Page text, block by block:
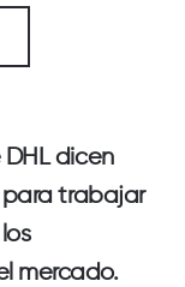
DHLdicen
para trabajar
mercado.